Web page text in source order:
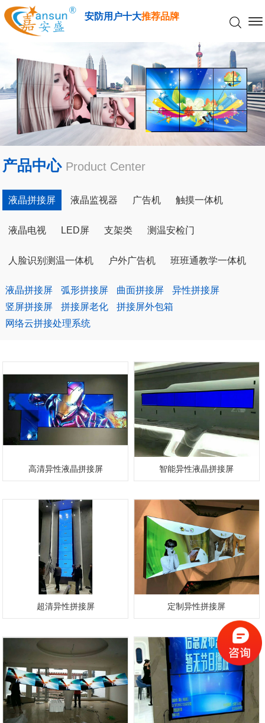
安防用户十大推荐品牌
产品中心 Product Center
液晶拼接屏 液晶监视器 广告机 触摸一体机
液晶电视 LED屏 支架类 测温安检门
人脸识别测温一体机 户外广告机 班班通教学一体机
液晶拼接屏 弧形拼接屏 曲面拼接屏
异性拼接屏
竖屏拼接屏
拼接屏老化
拼接屏外包箱
网络云拼接处理系统
高清异性液晶拼接屏 智能异性液晶拼接屏
超清异性拼接屏 定制异性拼接屏